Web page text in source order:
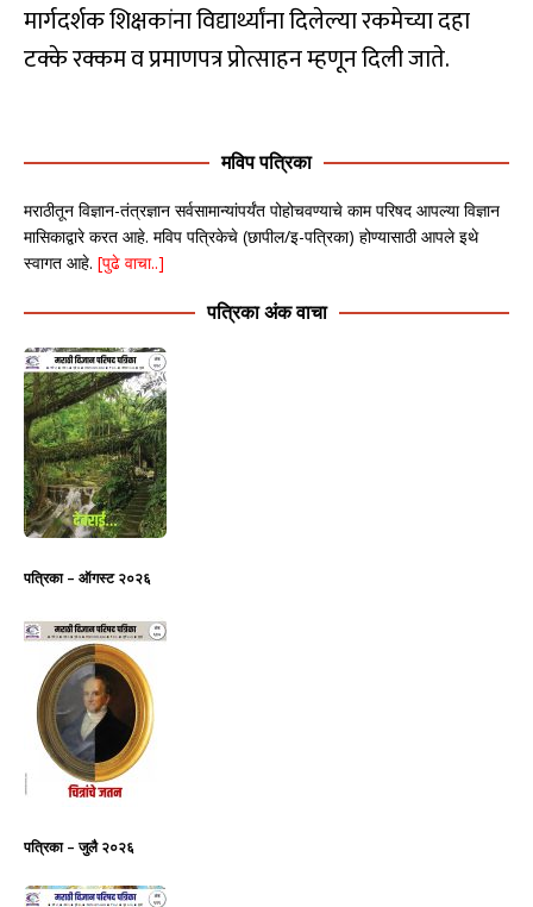
मार्गदर्शक शिक्षकांना विद्यार्थ्यांना दिलेल्या रकमेच्या दहा
टक्के रक्कम व प्रमाणपत्र प्रोत्साहन म्हणून दिली जाते.
मविप पत्रिका
मराठीतून विज्ञान-तंत्रज्ञान सर्वसामान्यांपर्यंत पोहोचवण्याचे काम परिषद आपल्या विज्ञान
मासिकाद्वारे करत आहे. मविप पत्रिकेचे (छापील/इ-पत्रिका) होण्यासाठी आपले इथे
स्वागत आहे. [पुढे वाचा..]
पत्रिका अंक वाचा
पत्रिका – ऑगस्ट २०२६
पत्रिका – जुलै २०२६